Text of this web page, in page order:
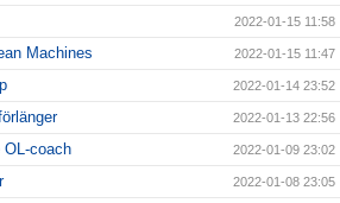
2022-01-15 11:58
Machines 2022-01-15 11:47
2022-01-14 23:52
2022-01-13 22:56
OL-coach 2022-01-09 23:02
2022-01-08 23:05